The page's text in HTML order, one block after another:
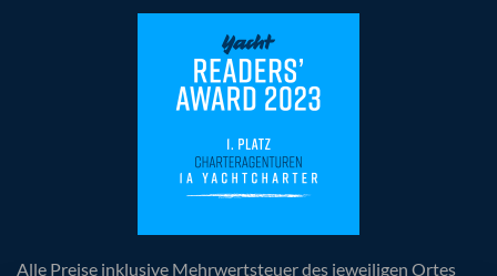
Alle Preise inklusive Mehrwertsteuer des jeweiligen Ortes